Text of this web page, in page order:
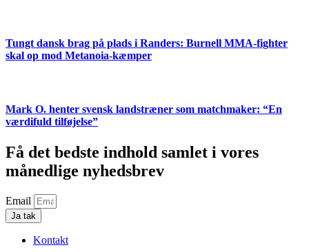
Tungt dansk brag på plads i Randers: Burnell MMA-fighter
skal op mod Metanoia-kæmper
Mark O. henter svensk landstræner som matchmaker: “En
værdifuld tilføjelse”
Få det bedste indhold samlet i vores
månedlige nyhedsbrev
Email
Ja tak
Kontakt